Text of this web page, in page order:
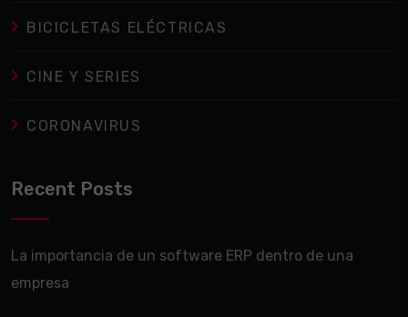
BICICLETAS ELÉCTRICAS
CINE Y SERIES
CORONAVIRUS
Recent Posts
La importancia de un software ERP dentro de una
empresa